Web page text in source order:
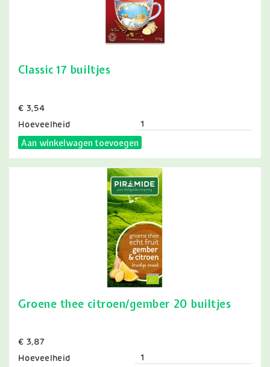
Classic 17 builtjes
Prijs
€ 3,54
Hoeveelheid
Aan winkelwagen toevoegen
Groene thee citroen/gember 20 builtjes
Prijs
€ 3,87
Hoeveelheid